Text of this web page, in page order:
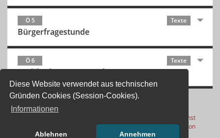
Diese Website verwendet aus technischen
Gründen Cookies (Session-Cookies).
Informationen
Ablehnen Annehmen
Ö 5 Texte
Bürgerfragestunde
Ö 6 Texte
Bericht des Ortsvorstehers
Sitzungsdienst
Session(Wird in